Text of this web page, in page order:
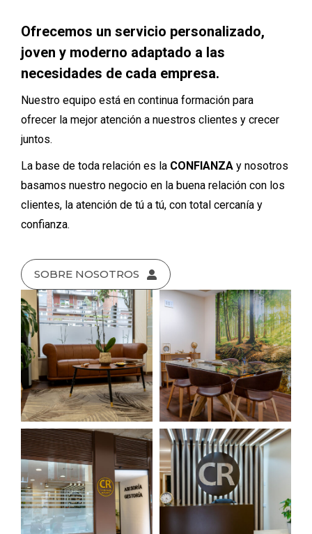
Ofrecemos un servicio personalizado,
joven y moderno adaptado a las
necesidades de cada empresa.
Nuestro equipo está en continua formación para
ofrecer la mejor atención a nuestros clientes y crecer
juntos.
La base de toda relación es la CONFIANZA y nosotros
basamos nuestro negocio en la buena relación con los
clientes, la atención de tú a tú, con total cercanía y
confianza.
SOBRE NOSOTROS